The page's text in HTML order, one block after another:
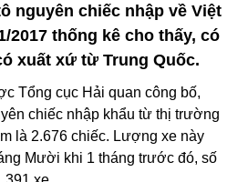
nguyên chiếc nhập về Việt
2017 thống kê cho thấy, có
xuất xứ từ Trung Quốc.
Tổng cục Hải quan công bố,
chiếc nhập khẩu từ thị trường
là 2.676 chiếc. Lượng xe này
Mười khi 1 tháng trước đó, số